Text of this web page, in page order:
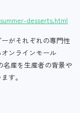
desserts.html
がそれぞれの専門性
ンラインモール
名産を生産者の背景や
す。